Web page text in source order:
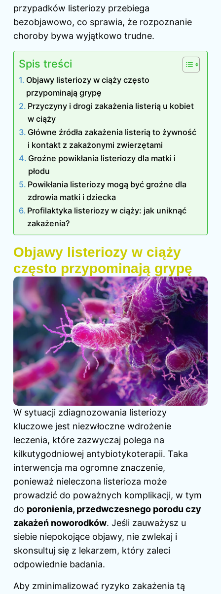
przypadków listeriozy przebiega
bezobjawowo, co sprawia, że rozpoznanie
choroby bywa wyjątkowo trudne.
Spis treści
Objawy listeriozy w ciąży często
przypominają grypę
Przyczyny i drogi zakażenia listerią u kobiet
w ciąży
Główne źródła zakażenia listerią to żywność
i kontakt z zakażonymi zwierzętami
Groźne powikłania listeriozy dla matki i
płodu
Powikłania listeriozy mogą być groźne dla
zdrowia matki i dziecka
Profilaktyka listeriozy w ciąży: jak uniknąć
zakażenia?
Objawy listeriozy w ciąży
często przypominają grypę
W sytuacji zdiagnozowania listeriozy
kluczowe jest niezwłoczne wdrożenie
leczenia, które zazwyczaj polega na
kilkutygodniowej antybiotykoterapii. Taka
interwencja ma ogromne znaczenie,
ponieważ nieleczona listerioza może
prowadzić do poważnych komplikacji, w tym
do poronienia, przedwczesnego porodu czy
zakażeń noworodków. Jeśli zauważysz u
siebie niepokojące objawy, nie zwlekaj i
skonsultuj się z lekarzem, który zaleci
odpowiednie badania.
Aby zminimalizować ryzyko zakażenia tą